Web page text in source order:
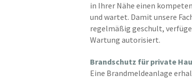
in Ihrer Nähe einen
und wartet. Damit unsere
regelmäßig geschult,
Wartung autorisiert.
Brandschutz für private
Eine Brandmeldeanlage